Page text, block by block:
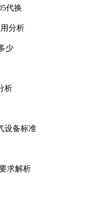
代换
分析
少
析
设备标准
求解析